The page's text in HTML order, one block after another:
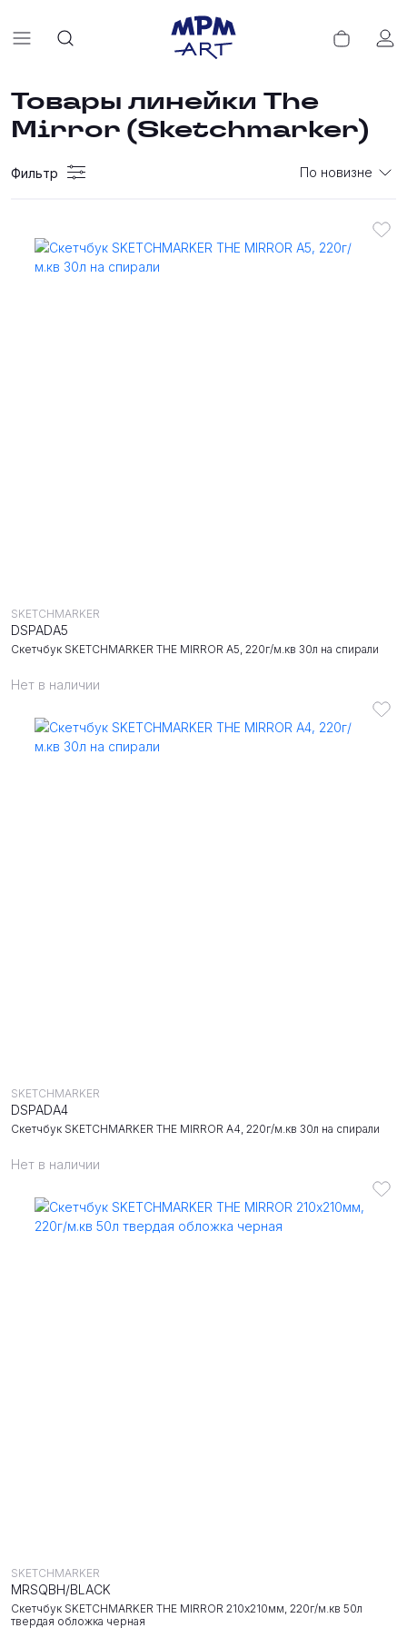
Товары линейки The
Mirror (Sketchmarker)
Фильтр По новизне
Нет в наличии
Скетчбук SKETCHMARKER THE MIRROR A5, 220г/м.кв 30л на спирали
SKETCHMARKER
DSPADA5
Нет в наличии
Скетчбук SKETCHMARKER THE MIRROR A4, 220г/м.кв 30л на спирали
SKETCHMARKER
DSPADA4
Скетчбук SKETCHMARKER THE MIRROR 210х210мм, 220г/м.кв 50л
твердая обложка черная
SKETCHMARKER
MRSQBH/BLACK